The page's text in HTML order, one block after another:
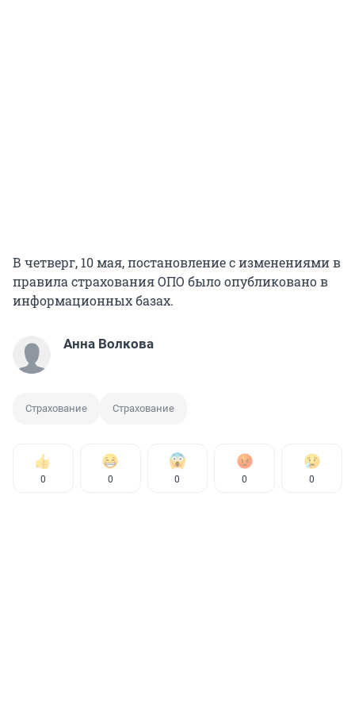
В четверг, 10 мая, постановление с изменениями в
правила страхования ОПО было опубликовано в
информационных базах.
Анна Волкова
Страхование Страхование
0 0 0 0 0